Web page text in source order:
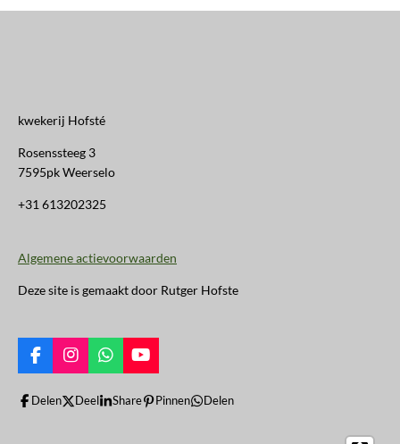
kwekerij Hofsté
Rosenssteeg 3
7595pk Weerselo
+31 613202325
Algemene actievoorwaarden
Deze site is gemaakt door Rutger Hofste
F
a
c
I
n
s
t
W
h
a
t
Y
o
u
T
Delen Deel Share Pinnen Delen